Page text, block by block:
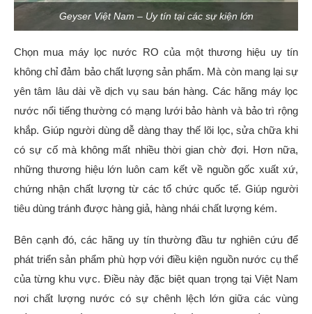
Geyser Việt Nam – Uy tín tại các sự kiện lớn
Chọn mua máy lọc nước RO của một thương hiệu uy tín
không chỉ đảm bảo chất lượng sản phẩm. Mà còn mang lại sự
yên tâm lâu dài về dịch vụ sau bán hàng. Các hãng máy lọc
nước nổi tiếng thường có mạng lưới bảo hành và bảo trì rộng
khắp. Giúp người dùng dễ dàng thay thế lõi lọc, sửa chữa khi
có sự cố mà không mất nhiều thời gian chờ đợi. Hơn nữa,
những thương hiệu lớn luôn cam kết về nguồn gốc xuất xứ,
chứng nhận chất lượng từ các tổ chức quốc tế. Giúp người
tiêu dùng tránh được hàng giả, hàng nhái chất lượng kém.
Bên cạnh đó, các hãng uy tín thường đầu tư nghiên cứu để
phát triển sản phẩm phù hợp với điều kiện nguồn nước cụ thể
của từng khu vực. Điều này đặc biệt quan trọng tại Việt Nam
nơi chất lượng nước có sự chênh lệch lớn giữa các vùng